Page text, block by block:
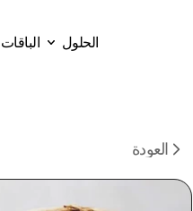
الحلول
الباقات
العودة